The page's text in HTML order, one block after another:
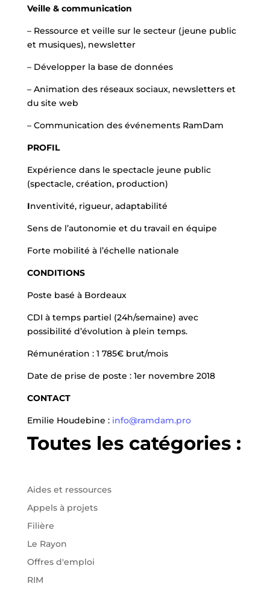
Veille & communication
– Ressource et veille sur le secteur (jeune public
et musiques), newsletter
– Développer la base de données
– Animation des réseaux sociaux, newsletters et
du site web
– Communication des événements RamDam
PROFIL
Expérience dans le spectacle jeune public
(spectacle, création, production)
Inventivité, rigueur, adaptabilité
Sens de l’autonomie et du travail en équipe
Forte mobilité à l’échelle nationale
CONDITIONS
Poste basé à Bordeaux
CDI à temps partiel (24h/semaine) avec
possibilité d’évolution à plein temps.
Rémunération : 1 785€ brut/mois
Date de prise de poste : 1er novembre 2018
CONTACT
Emilie Houdebine : info@ramdam.pro
Toutes les catégories :
Aides et ressources
Appels à projets
Filière
Le Rayon
Offres d'emploi
RIM